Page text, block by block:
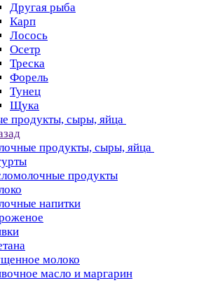
Другая рыба
Карп
Лосось
Осетр
Треска
Форель
Тунец
Щука
продукты, сыры, яйца
продукты, сыры, яйца
продукты
напитки
молоко
масло и маргарин